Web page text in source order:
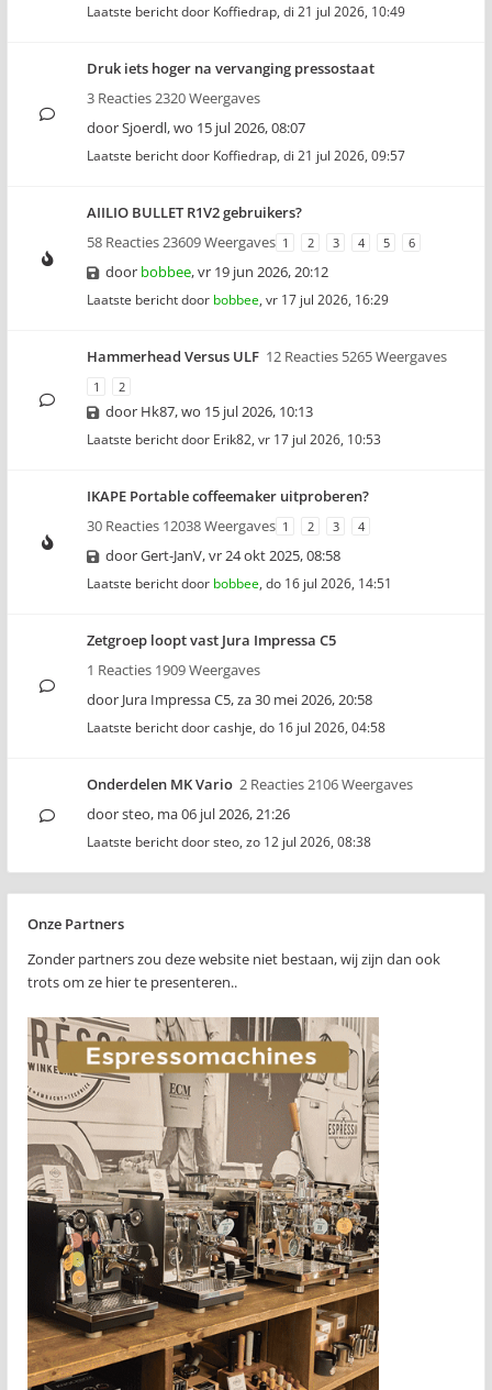
Laatste bericht door Koffiedrap, di 21 jul 2026, 10:49
Druk iets hoger na vervanging pressostaat
3 Reacties 2320 Weergaves
doorSjoerdl,wo 15 jul 2026, 08:07
Laatste bericht door Koffiedrap, di 21 jul 2026, 09:57
AIILIO BULLET R1V2 gebruikers?
58 Reacties 23609 Weergaves 1 2 3 4 5 6
door bobbee,vr 19 jun 2026, 20:12
Laatste bericht door bobbee, vr 17 jul 2026, 16:29
Hammerhead Versus ULF 12 Reacties 5265 Weergaves
1 2
door Hk87,wo 15 jul 2026, 10:13
Laatste bericht door Erik82, vr 17 jul 2026, 10:53
IKAPE Portable coffeemaker uitproberen?
30 Reacties 12038 Weergaves 1 2 3 4
doorGert-JanV,vr 24 okt 2025, 08:58
Laatste bericht door bobbee, do 16 jul 2026, 14:51
Zetgroep loopt vast Jura Impressa C5
1 Reacties 1909 Weergaves
door Jura Impressa C5,za 30 mei 2026, 20:58
Laatste bericht doorcashje, do 16 jul 2026, 04:58
Onderdelen MK Vario 2 Reacties 2106 Weergaves
doorsteo, ma 06 jul 2026, 21:26
Laatste bericht doorsteo, zo 12 jul 2026, 08:38
Onze Partners
Zonder partners zou deze website niet bestaan, wij zijn dan ook
trots om ze hier te presenteren..